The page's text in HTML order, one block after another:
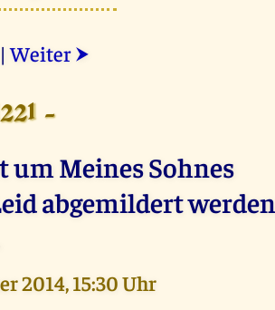
|Weiter ⮞
-
um Meines Sohnes
abgemildert werden
2014, 15:30 Uhr